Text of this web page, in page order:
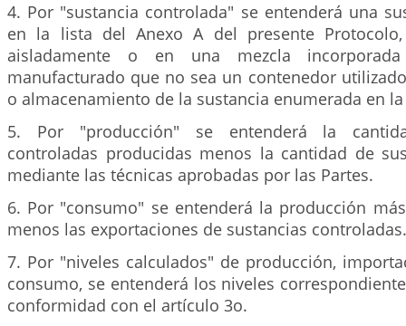
4. Por "sustancia controlada" se entenderá una
en la lista del Anexo A del presente
aisladamente o en una mezcla
manufacturado que no sea un contenedor
o almacenamiento de la sustancia enumerada en
5. Por "producción" se entenderá la
controladas producidas menos la cantidad de
mediante las técnicas aprobadas por las Partes.
6. Por "consumo" se entenderá la producción
menos las exportaciones de sustancias controladas.
7. Por "niveles calculados" de producción,
consumo, se entenderá los niveles
conformidad con el artículo 3o.